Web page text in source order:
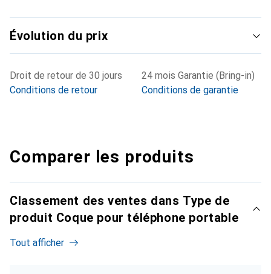
Évolution du prix
Droit de retour de 30 jours
Conditions de retour
24 mois Garantie (Bring-in)
Conditions de garantie
Comparer les produits
Classement des ventes dans Type de
produit Coque pour téléphone portable
Tout afficher